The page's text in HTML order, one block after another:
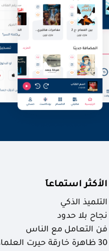
الأكثر استماعاَ
التلميذ الذكي
نجاح بلا حدود
فن التعامل مع الناس
30 ظاهرة خارقة حيرت العلماء